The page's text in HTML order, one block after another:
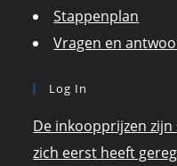
Stappenplan
Vragen en
Log In
De inkoopprijzen
zich eerst heeft